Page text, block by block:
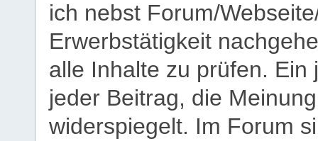
ich nebst Forum/
Erwerbstätigkeit
alle Inhalte zu prüfen.
jeder Beitrag, die
widerspiegelt. Im Forum